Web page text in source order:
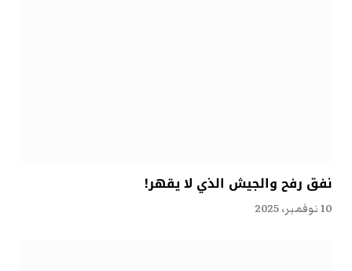
نفق رفح والجيش الذي لا يقهر!
10 نوفمبر، 2025